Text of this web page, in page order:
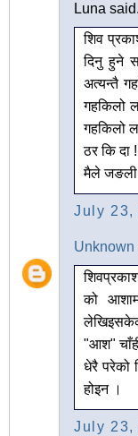
Luna
शिव
दिनु हुने
अत्यन्तै
गहकिलो
गहकिलो
ठर कि दा !
मैले जङली
July 23,
Unknown
को
"आश"
धेरै परेको
होइन ।
July 23,